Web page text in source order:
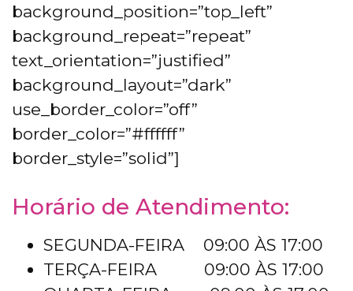
background_position=”top_left”
background_repeat=”repeat”
text_orientation=”justified”
background_layout=”dark”
use_border_color=”off”
border_color=”#ffffff”
border_style=”solid”]
Horário de Atendimento:
SEGUNDA-FEIRA 09:00 ÀS 17:00
TERÇA-FEIRA 09:00 ÀS 17:00